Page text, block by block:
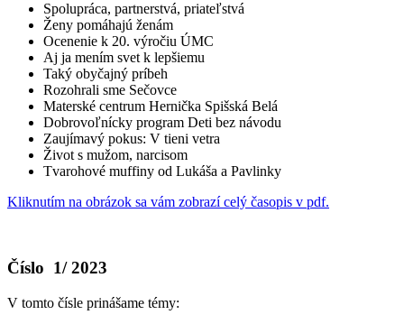
Spolupráca, partnerstvá, priateľstvá
Ženy pomáhajú ženám
Ocenenie k 20. výročiu ÚMC
Aj ja mením svet k lepšiemu
Taký obyčajný príbeh
Rozohrali sme Sečovce
Materské centrum Hernička Spišská Belá
Dobrovoľnícky program Deti bez návodu
Zaujímavý pokus: V tieni vetra
Život s mužom, narcisom
Tvarohové muffiny od Lukáša a Pavlinky
Kliknutím na obrázok sa vám zobrazí celý časopis v pdf.
Číslo 1/ 2023
V tomto čísle prinášame témy: